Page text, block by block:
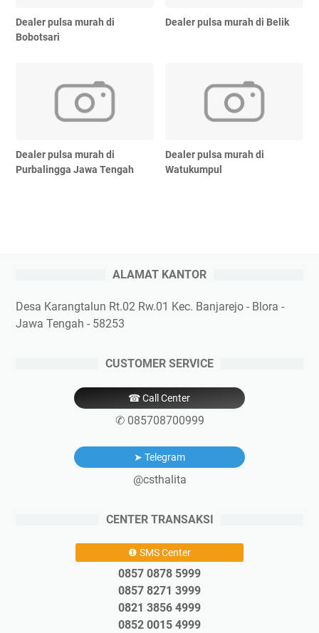
Dealer pulsa murah di
Bobotsari
Dealer pulsa murah di Belik
Dealer pulsa murah di
Purbalingga Jawa Tengah
Dealer pulsa murah di
Watukumpul
ALAMAT KANTOR
Desa Karangtalun Rt.02 Rw.01 Kec. Banjarejo - Blora -
Jawa Tengah - 58253
CUSTOMER SERVICE
☎ Call Center
✆ 085708700999
➤ Telegram
@csthalita
CENTER TRANSAKSI
❶ SMS Center
0857 0878 5999
0857 8271 3999
0821 3856 4999
0852 0015 4999